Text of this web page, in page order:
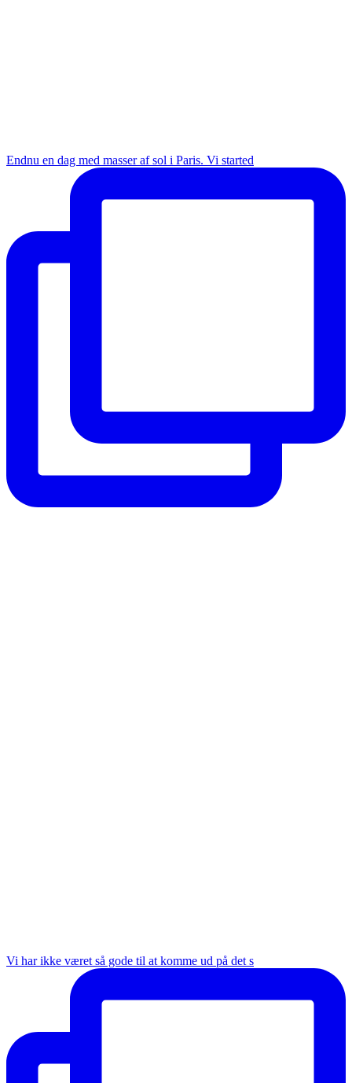
Endnu en dag med masser af sol i Paris. Vi started
Vi har ikke været så gode til at komme ud på det s